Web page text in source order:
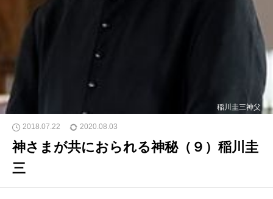
稲川圭三神父
2018.07.22 2020.08.03
神さまが共におられる神秘（９）稲川圭
三